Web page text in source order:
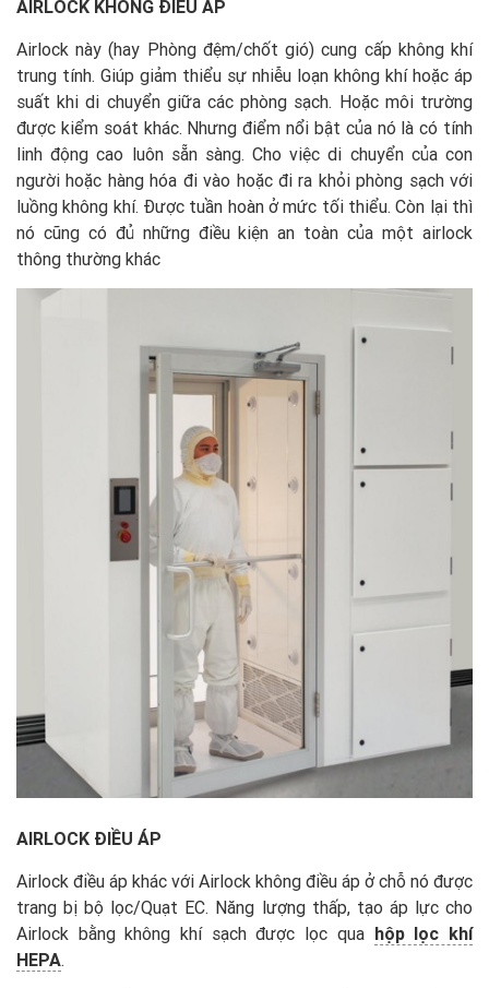
AIRLOCK KHÔNG Đ ỀU ÁP
Airlock này (hay Phòng đệm/chốt gió) cung cấp không khí
trung tính. Giúp giảm thiểu sự nhiễu loạn không khí hoặc áp
suất khi di chuyển giữa các phòng sạch. Hoặc môi trường
được kiểm soát khác. Nhưng điểm nổi bật của nó là có tính
linh động cao luôn sẵn sàng. Cho việc di chuyển của con
người hoặc hàng hóa đi vào hoặc đi ra khỏi phòng sạch với
luồng không khí. Được tuần hoàn ở mức tối thiểu. Còn lại thì
nó cũng có đủ những điều kiện an toàn của một airlock
thông thường khác
AIRLOCK ĐIỀU ÁP
Airlock điều áp khác với Airlock không điều áp ở chỗ nó được
trang bị bộ lọc/Quạt EC. Năng lượng thấp, tạo áp lực cho
Airlock bằng không khí sạch được lọc qua hộp lọc khí
HEPA.